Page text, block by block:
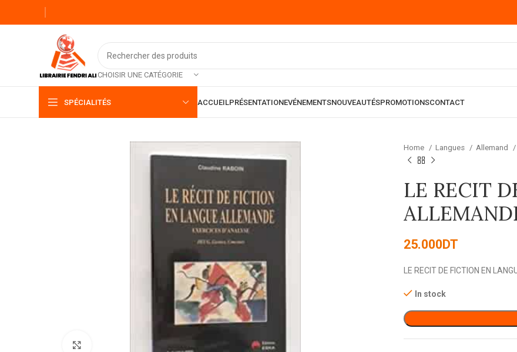
CHOISIR UNE CATÉGORIE
SPÉCIALITÉS ACCUEILPRÉSENTATIONEVÉNEMENTSNOUVEAUTÉSPROMOTIONSCONTACT
Home Langues Allemand
LE RECIT
25.000DT
LE RECIT DE FICTION EN
In stock